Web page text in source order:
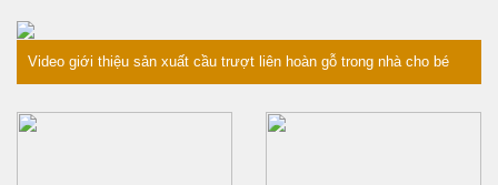
Video giới thiệu sản xuất cầu trượt liên hoàn gỗ trong nhà cho bé